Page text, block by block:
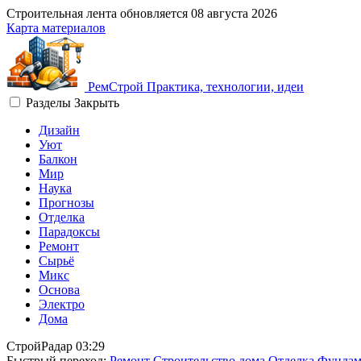
Строительная лента обновляется 08 августа 2026
Карта материалов
РемСтрой Практика, технологии, идеи
Разделы Закрыть
Дизайн
Уют
Балкон
Мир
Наука
Прогнозы
Отделка
Парадоксы
Ремонт
Сырьё
Микс
Основа
Электро
Дома
СтройРадар 03:29